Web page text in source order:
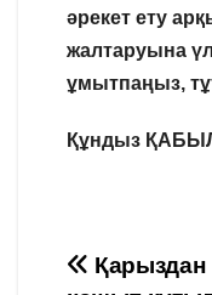
әрекет ету
жалтаруына
ұмытпаңыз,
Құндыз
Қарыздан